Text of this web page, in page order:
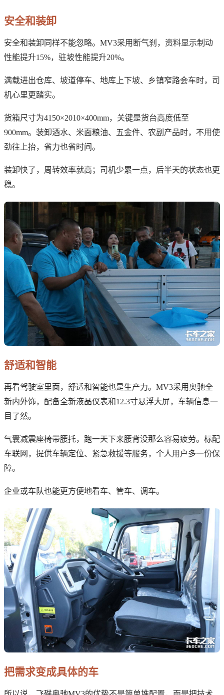
安全和装卸
安全和装卸同样不能忽略。MV3采用断气刹，资料显示制动
性能提升15%，驻坡性能提升20%。
满载进出仓库、坡道停车、地库上下坡、乡镇窄路会车时，司
机心里更踏实。
货箱尺寸为4150×2010×400mm，关键是货台高度低至
900mm。装卸酒水、米面粮油、五金件、农副产品时，不用使
劲往上抬，省力也省时间。
装卸快了，周转效率就高；司机少累一点，后半天的状态也更
稳。
舒适和智能
再看驾驶室里面，舒适和智能也是生产力。MV3采用奥驰全
新内外饰，配备全新液晶仪表和12.3寸悬浮大屏，车辆信息一
目了然。
气囊减震座椅带腰托，跑一天下来腰背没那么容易疲劳。标配
车联网，提供车辆定位、紧急救援等服务，个人用户多一份保
障。
企业或车队也能更方便地看车、管车、调车。
把需求变成具体的车